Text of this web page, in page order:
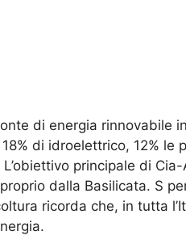
di energia rinnovabile
di idroelettrico, 12% le
L’obiettivo principale di
dalla Basilicata. S
ricorda che, in tutta